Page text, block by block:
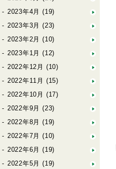
2023年4月 (19)
2023年3月 (23)
2023年2月 (10)
2023年1月 (12)
2022年12月 (10)
2022年11月 (15)
2022年10月 (17)
2022年9月 (23)
2022年8月 (19)
2022年7月 (10)
2022年6月 (19)
2022年5月 (19)